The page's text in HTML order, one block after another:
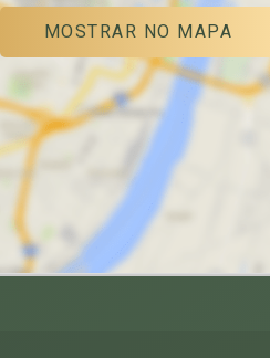
MOSTRAR NO MAPA